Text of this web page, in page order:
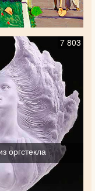
7 803
оргстекла